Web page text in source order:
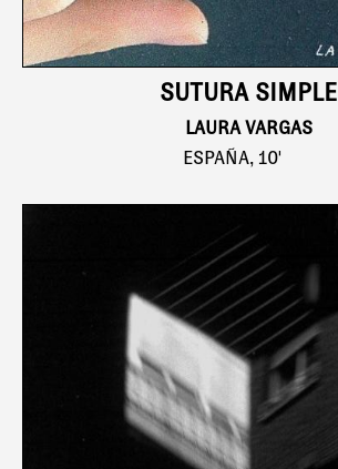
SUTURA SIMPLE
LAURA VARGAS
ESPAÑA, 10'